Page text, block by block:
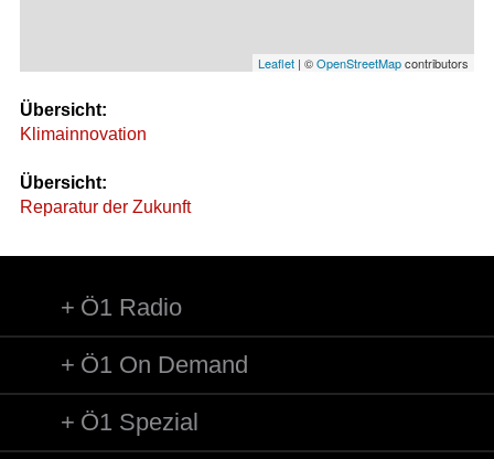
Leaflet | ©OpenStreetMapcontributors
Übersicht:
Klimainnovation
Übersicht:
Reparatur der Zukunft
Ö1 Radio
Ö1 On Demand
Ö1 Spezial